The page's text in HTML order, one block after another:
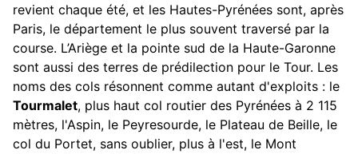
revient chaque été, et les Hautes-Pyrénées sont, après
Paris, le département le plus souvent traversé par la
course. L’Ariège et la pointe sud de la Haute-Garonne
sont aussi des terres de prédilection pour le Tour. Les
noms des cols résonnent comme autant d'exploits : le
Tourmalet, plus haut col routier des Pyrénées à 2 115
mètres, l'Aspin, le Peyresourde, le Plateau de Beille, le
col du Portet, sans oublier, plus à l'est, le Mont